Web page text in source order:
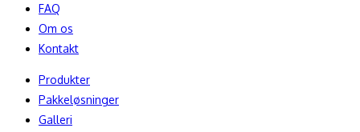
FAQ
Om os
Kontakt
Produkter
Pakkeløsninger
Galleri